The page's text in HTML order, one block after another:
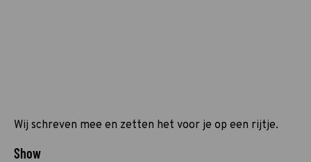
Wij schreven mee en zetten het voor je op een rijtje.
Show